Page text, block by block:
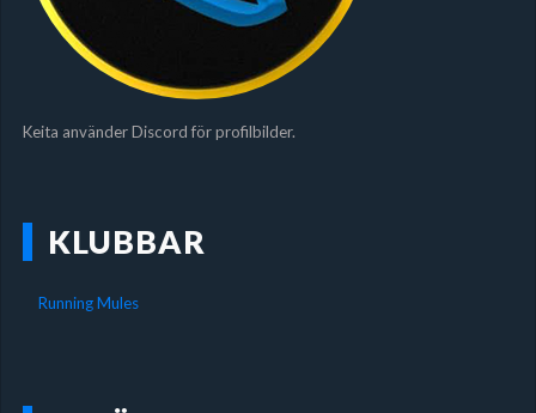
Keita använder Discord för profilbilder.
KLUBBAR
Running Mules